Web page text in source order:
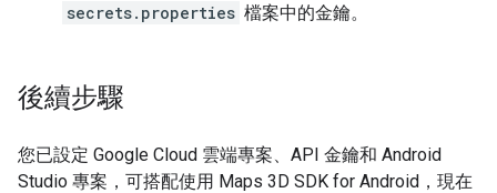
secrets.properties 檔案中的金鑰。
後續步驟
您已設定 Google Cloud 雲端專案、API 金鑰和 Android
Studio 專案，可搭配使用 Maps 3D SDK for Android，現在